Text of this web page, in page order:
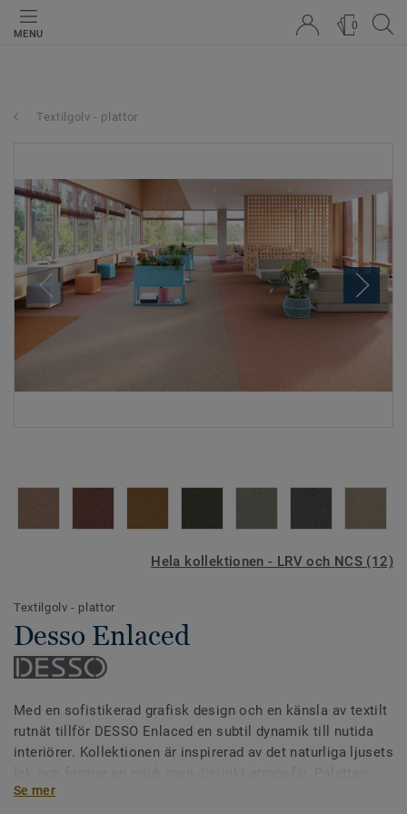
MENU
0
Textilgolv - plattor
Hela kollektionen - LRV och NCS (12)
Textilgolv - plattor
Desso Enlaced
Med en sofistikerad grafisk design och en känsla av textilt
rutnät tillför DESSO Enlaced en subtil dynamik till nutida
interiörer. Kollektionen är inspirerad av det naturliga ljusets
sträcker sig från dämpade neutrala toner till livfulla
Se mer